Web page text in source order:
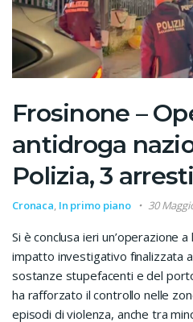
Frosinone –
antidroga
Polizia, 3
Cronaca, In primo piano 30
Si è conclusa ieri un’operazione
impatto investigativo finalizzata
sostanze stupefacenti e del
ha rafforzato il controllo nelle
episodi di violenza, anche tra